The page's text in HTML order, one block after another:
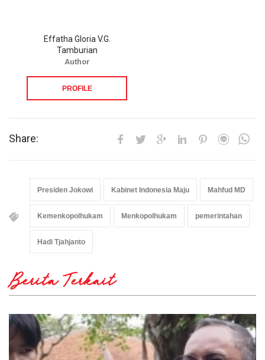
Effatha Gloria V.G.
Tamburian
Author
PROFILE
Share:
Presiden Jokowi Kabinet Indonesia Maju Mahfud MD
Kemenkopolhukam Menkopolhukam pemerintahan
Hadi Tjahjanto
Berita Terkait